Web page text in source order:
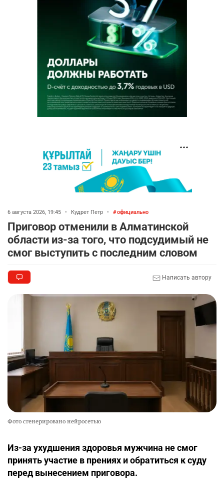
6 августа 2026, 19:45 • Кудрет Петр • официально
Приговор отменили в Алматинской
области из-за того, что подсудимый не
смог выступить с последним словом
Написать автору
Фото сгенерировано нейросетью
Из-за ухудшения здоровья мужчина не смог
принять участие в прениях и обратиться к суду
перед вынесением приговора.